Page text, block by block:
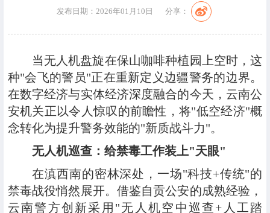
发布日期：2026年01月10日 分享：
当无人机盘旋在保山咖啡种植园上空时，这
种"会飞的警员"正在重新定义边疆警务的边界。
在数字经济与实体经济深度融合的今天，云南公
安机关正以令人惊叹的前瞻性，将"低空经济"概
念转化为提升警务效能的"新质战斗力"。
无人机巡查：给禁毒工作装上"天眼"
在滇西南的密林深处，一场"科技+传统"的
禁毒战役悄然展开。借鉴自贡公安的成熟经验，
云南警方创新采用"无人机空中巡查+人工踏